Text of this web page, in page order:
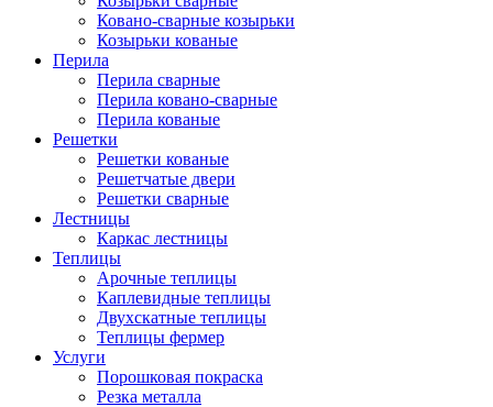
Ковано-сварные козырьки
Козырьки кованые
Перила
Перила сварные
Перила ковано-сварные
Перила кованые
Решетки
Решетки кованые
Решетчатые двери
Решетки сварные
Лестницы
Каркас лестницы
Теплицы
Арочные теплицы
Каплевидные теплицы
Двухскатные теплицы
Теплицы фермер
Услуги
Порошковая покраска
Резка металла